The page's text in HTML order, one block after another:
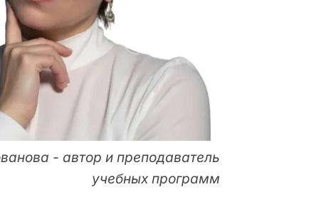
- автор и преподаватель
учебных программ